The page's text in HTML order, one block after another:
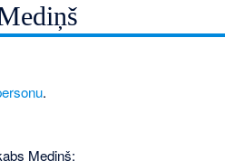
.
Mediņš: